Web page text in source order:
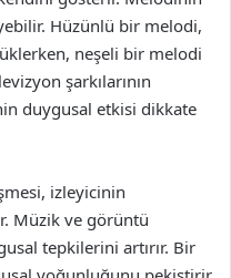
Hüzünlü bir melodi,
neşeli bir melodi
şarkılarının
duygusal etkisi dikkate
izleyicinin
Müzik ve görüntü
tepkilerini artırır. Bir